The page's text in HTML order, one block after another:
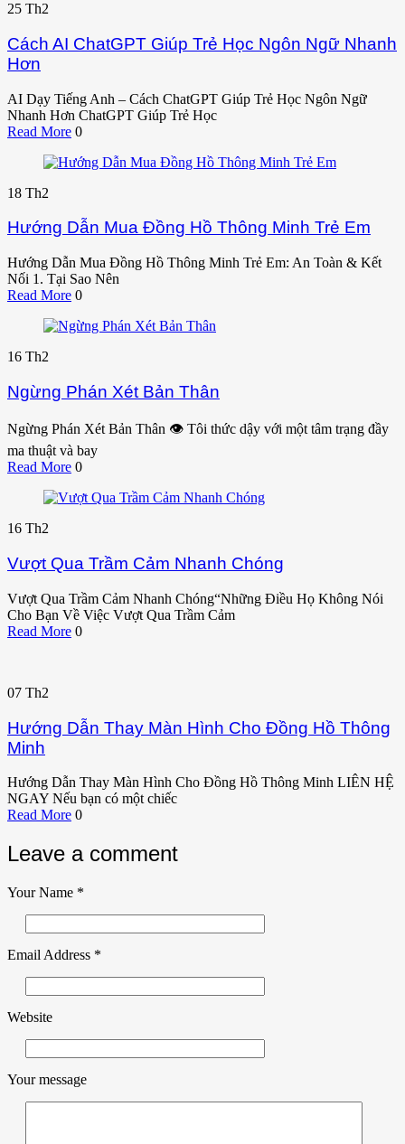
25 Th2
Cách AI ChatGPT Giúp Trẻ Học Ngôn Ngữ Nhanh
Hơn
AI Dạy Tiếng Anh – Cách ChatGPT Giúp Trẻ Học Ngôn Ngữ
Nhanh Hơn ChatGPT Giúp Trẻ Học
Read More 0
18 Th2
Hướng Dẫn Mua Đồng Hồ Thông Minh Trẻ Em
Hướng Dẫn Mua Đồng Hồ Thông Minh Trẻ Em: An Toàn & Kết
Nối 1. Tại Sao Nên
Read More 0
16 Th2
Ngừng Phán Xét Bản Thân
Ngừng Phán Xét Bản Thân 👁️ Tôi thức dậy với một tâm trạng đầy
ma thuật và bay
Read More 0
16 Th2
Vượt Qua Trầm Cảm Nhanh Chóng
Vượt Qua Trầm Cảm Nhanh Chóng“Những Điều Họ Không Nói
Cho Bạn Về Việc Vượt Qua Trầm Cảm
Read More 0
07 Th2
Hướng Dẫn Thay Màn Hình Cho Đồng Hồ Thông
Minh
Hướng Dẫn Thay Màn Hình Cho Đồng Hồ Thông Minh LIÊN HỆ
NGAY Nếu bạn có một chiếc
Read More 0
Leave a comment
Your Name *
Email Address *
Website
Your message